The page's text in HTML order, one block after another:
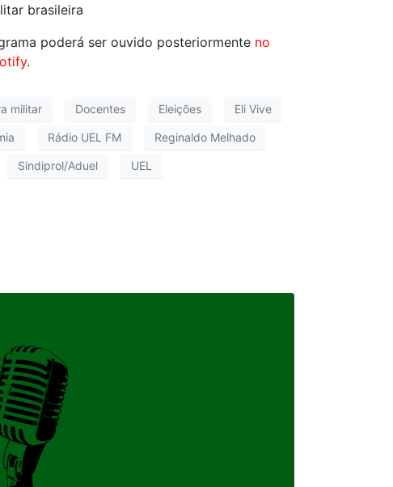
brasileira
poderá ser ouvido posteriormente no
.
militar Docentes Eleições Eli Vive
Rádio UEL FM Reginaldo Melhado
Sindiprol/Aduel UEL